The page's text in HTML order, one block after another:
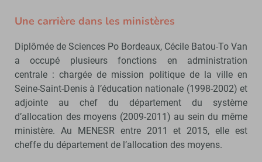
Une carrière dans les ministères
Diplômée de Sciences Po Bordeaux, Cécile Batou-To Van
a occupé plusieurs fonctions en administration
centrale : chargée de mission politique de la ville en
Seine-Saint-Denis à l’éducation nationale (1998-2002) et
adjointe au chef du département du système
d’allocation des moyens (2009-2011) au sein du même
ministère. Au MENESR entre 2011 et 2015, elle est
cheffe du département de l’allocation des moyens.